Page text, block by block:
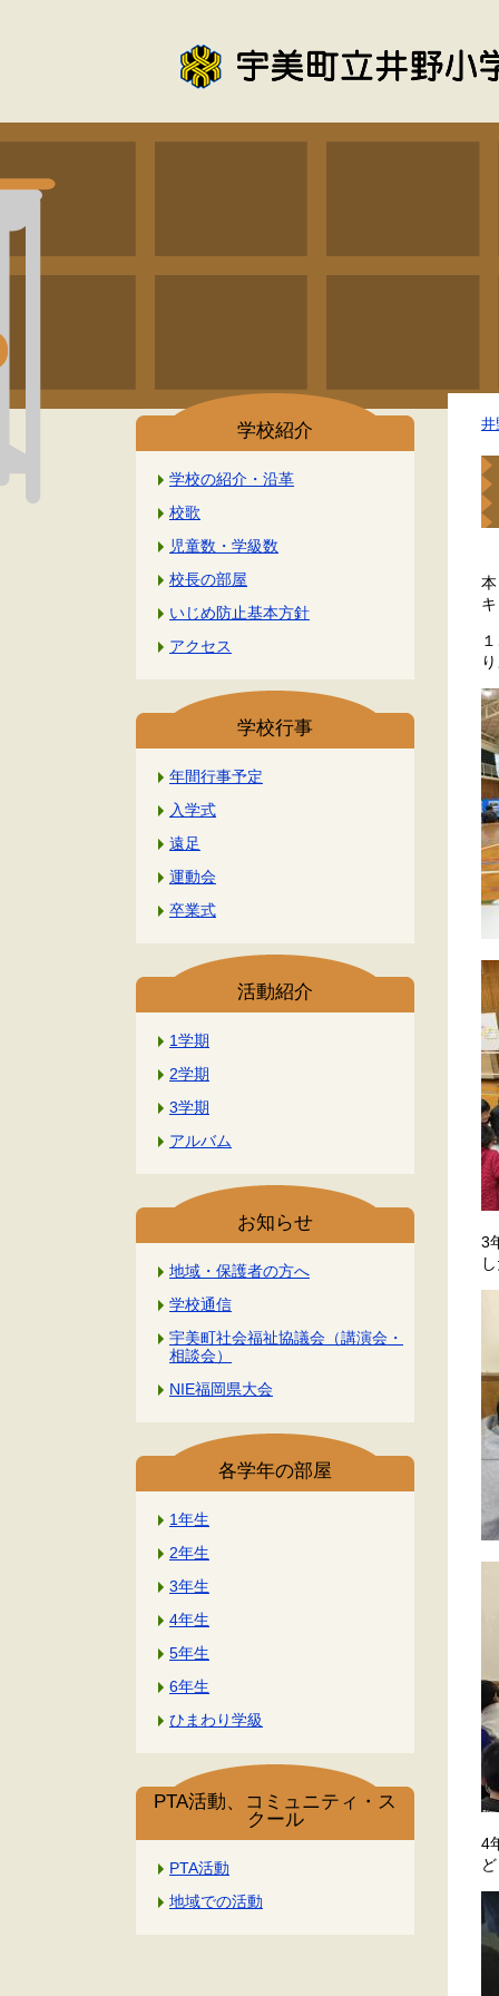
学校紹介
学校の紹介・沿革
校歌
児童数・学級数
校長の部屋
いじめ防止基本方針
アクセス
学校行事
年間行事予定
入学式
遠足
運動会
卒業式
活動紹介
1学期
2学期
3学期
アルバム
お知らせ
地域・保護者の方へ
学校通信
宇美町社会福祉協議会（講演会・
相談会）
NIE福岡県大会
各学年の部屋
1年生
2年生
3年生
4年生
5年生
6年生
ひまわり学級
PTA活動、コミュニティ・ス
クール
PTA活動
地域での活動
井
3
4